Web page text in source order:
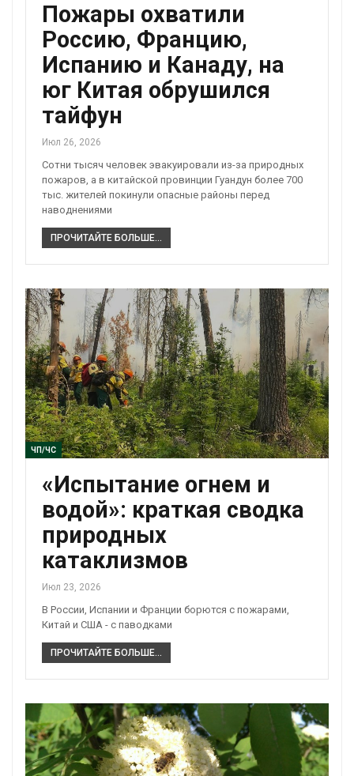
Пожары охватили
Россию, Францию,
Испанию и Канаду, на
юг Китая обрушился
тайфун
Июл 26, 2026
Сотни тысяч человек эвакуировали из-за природных
пожаров, а в китайской провинции Гуандун более 700
тыс. жителей покинули опасные районы перед
наводнениями
ПРОЧИТАЙТЕ БОЛЬШЕ...
ЧП/ЧС
«Испытание огнем и
водой»: краткая сводка
природных
катаклизмов
Июл 23, 2026
В России, Испании и Франции борются с пожарами,
Китай и США - с паводками
ПРОЧИТАЙТЕ БОЛЬШЕ...